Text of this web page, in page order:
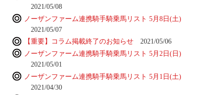
2021/05/08
ノーザンファーム連携騎手騎乗馬リスト 5月8日(土)
2021/05/07
【重要】コラム掲載終了のお知らせ
2021/05/06
ノーザンファーム連携騎手騎乗馬リスト 5月2日(日)
2021/05/01
ノーザンファーム連携騎手騎乗馬リスト 5月1日(土)
2021/04/30